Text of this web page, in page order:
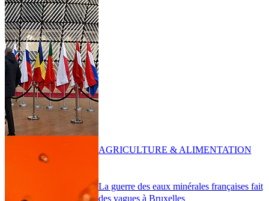
La guerre des eaux minérales françaises fait
des vagues à Bruxelles
AGRICULTURE & ALIMENTATION